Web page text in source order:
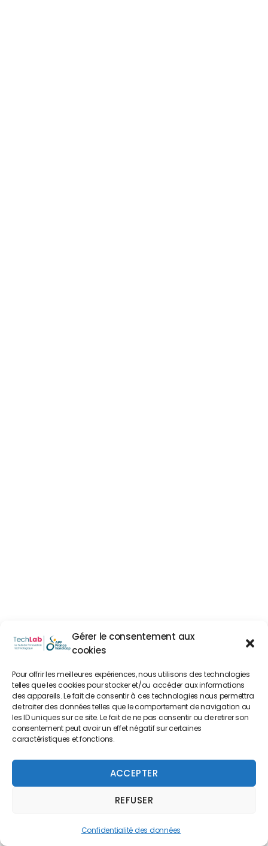
Gérer le consentement aux
cookies
Pour offrir les meilleures expériences, nous utilisons des technologies
telles que les cookies pour stocker et/ou accéder aux informations
des appareils. Le fait de consentir à ces technologies nous permettra
de traiter des données telles que le comportement de navigation ou
les ID uniques sur ce site. Le fait de ne pas consentir ou de retirer son
consentement peut avoir un effet négatif sur certaines
caractéristiques et fonctions.
ACCEPTER
REFUSER
Confidentialité des données